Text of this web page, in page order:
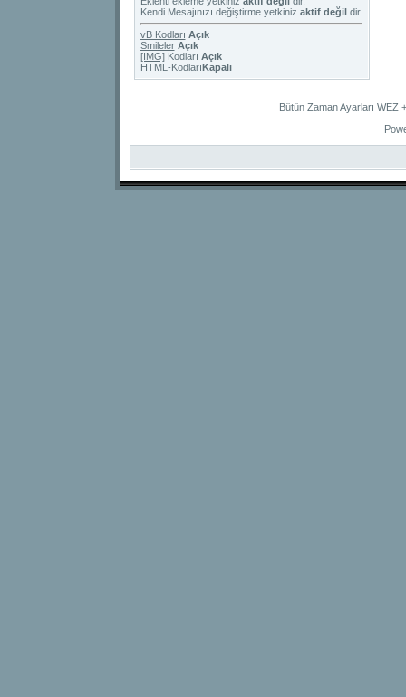
Kendi Mesajınızı değiştirme yetkiniz aktif değildir.
vB Kodları Açık
Smileler Açık
[IMG]Kodları Açık
HTML-KodlarıKapalı
Bütün Zaman Ayarları WEZ